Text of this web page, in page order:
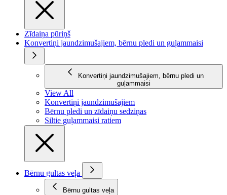
Zīdaiņa pūriņš
Konvertiņi jaundzimušajiem, bērnu pledi un guļammaisi
Konvertiņi jaundzimušajiem, bērnu pledi un
guļammaisi
View All
Konvertiņi jaundzimušajiem
Bērnu pledi un zīdaiņu sedziņas
Siltie guļammaisi ratiem
Bērnu gultas veļa
Bērnu gultas veļa